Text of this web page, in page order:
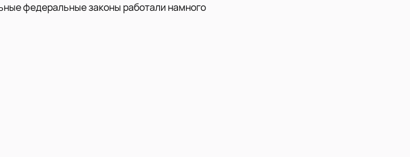
федеральные законы работали намного